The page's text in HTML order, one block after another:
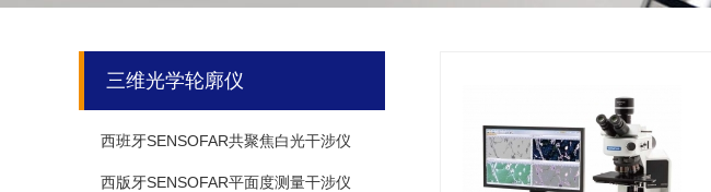
三维光学轮廓仪
西班牙SENSOFAR共聚焦白光干涉仪
西版牙SENSOFAR平面度测量干涉仪